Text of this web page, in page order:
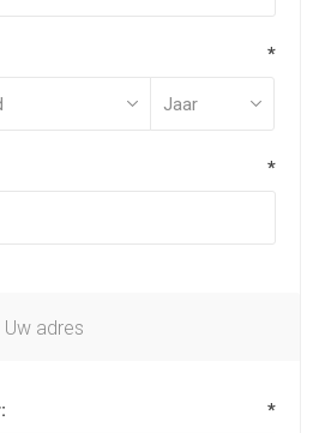
*
*
Uw adres
*